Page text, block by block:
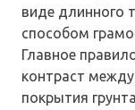
виде длинного
способом
Главное
контраст
покрытия